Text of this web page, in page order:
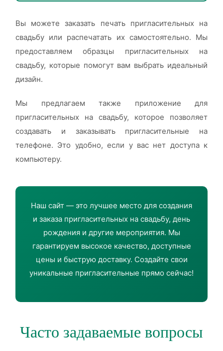
Вы можете заказать печать пригласительных на
свадьбу или распечатать их самостоятельно. Мы
предоставляем образцы пригласительных на
свадьбу, которые помогут вам выбрать идеальный
дизайн.
Мы предлагаем также приложение для
пригласительных на свадьбу, которое позволяет
создавать и заказывать пригласительные на
телефоне. Это удобно, если у вас нет доступа к
компьютеру.
Наш сайт — это лучшее место для создания
и заказа пригласительных на свадьбу, день
рождения и другие мероприятия. Мы
гарантируем высокое качество, доступные
цены и быструю доставку. Создайте свои
уникальные пригласительные прямо сейчас!
Часто задаваемые вопросы